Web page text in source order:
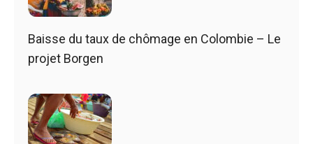
Baisse du taux de chômage en Colombie – Le
projet Borgen